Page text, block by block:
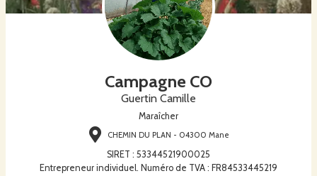
Campagne CO
Guertin Camille
Maraîcher
CHEMIN DU PLAN - 04300 Mane
SIRET : 53344521900025
Entrepreneur individuel. Numéro de TVA : FR84533445219